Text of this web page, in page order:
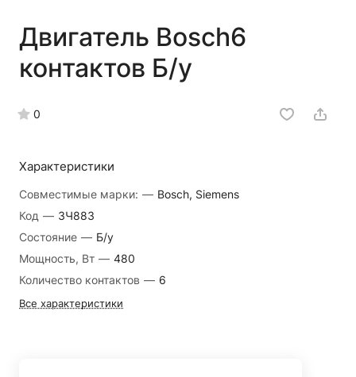
Двигатель Bosch6
контактов Б/у
0
Характеристики
Совместимые марки: — Bosch, Siemens
Код — ЗЧ883
Состояние — Б/у
Мощность, Вт — 480
Количество контактов — 6
Все характеристики